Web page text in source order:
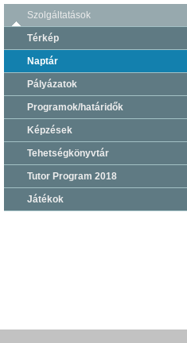
05:30
06:00
06:30
07:00
07:30
08:00
Szolgáltatások
Térkép
Naptár
Pályázatok
Programok/határidők
Képzések
Tehetségkönyvtár
Tutor Program 2018
Játékok